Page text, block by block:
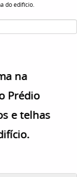
do edifício.
na
Prédio
e telhas